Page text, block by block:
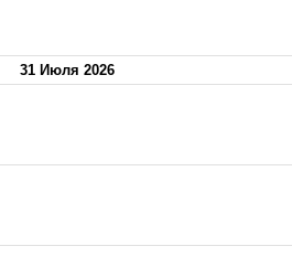
31 Июля 2026